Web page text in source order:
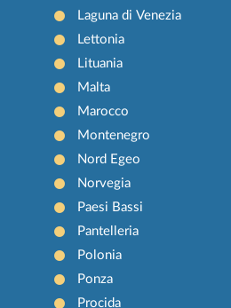
Laguna di Venezia
Lettonia
Lituania
Malta
Marocco
Montenegro
Nord Egeo
Norvegia
Paesi Bassi
Pantelleria
Polonia
Ponza
Procida